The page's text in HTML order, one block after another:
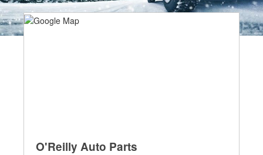
O'Reilly Auto Parts